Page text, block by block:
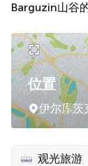
Barguzin山谷
位置
伊尔库茨
观光旅游